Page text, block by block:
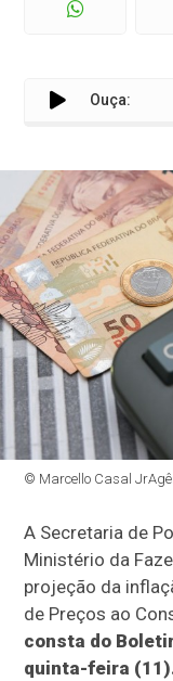
Ouça:
© Marcello Casal
A Secretaria de
Ministério da
projeção da
de Preços ao
consta do
quinta-feira